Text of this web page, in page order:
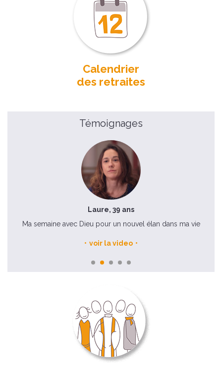
Calendrier
des retraites
Témoignages
Laure, 39 ans
Ma semaine avec Dieu pour un nouvel élan dans ma vie
voir la video